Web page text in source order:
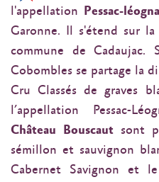
l'appellation Pessac-
Garonne. Il s'étend sur
commune de
Cobombles se partage la
Cru Classés de graves
l’appellation Pessac-
Château Bouscautsont
sémillon et sauvignon
Cabernet Savignon et